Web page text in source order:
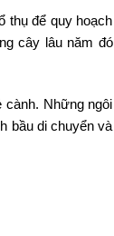
thụ để quy hoạch
cây lâu năm đó
Những ngôi
bầu di chuyển và